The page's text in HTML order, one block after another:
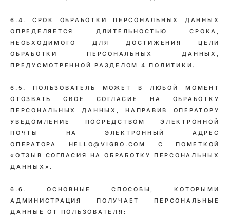
6.4. СРОК ОБРАБОТКИ ПЕРСОНАЛЬНЫХ ДАННЫХ
ОПРЕДЕЛЯЕТСЯ ДЛИТЕЛЬНОСТЬЮ СРОКА,
НЕОБХОДИМОГО ДЛЯ ДОСТИЖЕНИЯ ЦЕЛИ
ОБРАБОТКИ ПЕРСОНАЛЬНЫХ ДАННЫХ,
ПРЕДУСМОТРЕННОЙ РАЗДЕЛОМ 4 ПОЛИТИКИ.
6.5. ПОЛЬЗОВАТЕЛЬ МОЖЕТ В ЛЮБОЙ МОМЕНТ
ОТОЗВАТЬ СВОЕ СОГЛАСИЕ НА ОБРАБОТКУ
ПЕРСОНАЛЬНЫХ ДАННЫХ, НАПРАВИВ ОПЕРАТОРУ
УВЕДОМЛЕНИЕ ПОСРЕДСТВОМ ЭЛЕКТРОННОЙ
ПОЧТЫ НА ЭЛЕКТРОННЫЙ АДРЕС
ОПЕРАТОРА HELLO@VIGBO.COM С ПОМЕТКОЙ
«ОТЗЫВ СОГЛАСИЯ НА ОБРАБОТКУ ПЕРСОНАЛЬНЫХ
ДАННЫХ».
6.6. ОСНОВНЫЕ СПОСОБЫ, КОТОРЫМИ
АДМИНИСТРАЦИЯ ПОЛУЧАЕТ ПЕРСОНАЛЬНЫЕ
ДАННЫЕ ОТ ПОЛЬЗОВАТЕЛЯ: